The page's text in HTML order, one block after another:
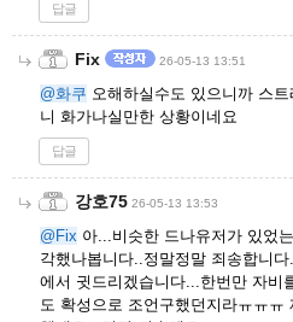
답글
Fix 26-05-13 13:51
@화쿠 오해하실수도 있으니까 스
니 화가나실만한 상황이네요
답글
강호75 26-05-13 13:53
@Fix 아...비슷한 드나유저가 있었
각했나봅니다..정말정말 죄송합니
에서 귓드리겠습니다...한번만 자비
도 확성으로 조언구했던지라ㅠㅠ